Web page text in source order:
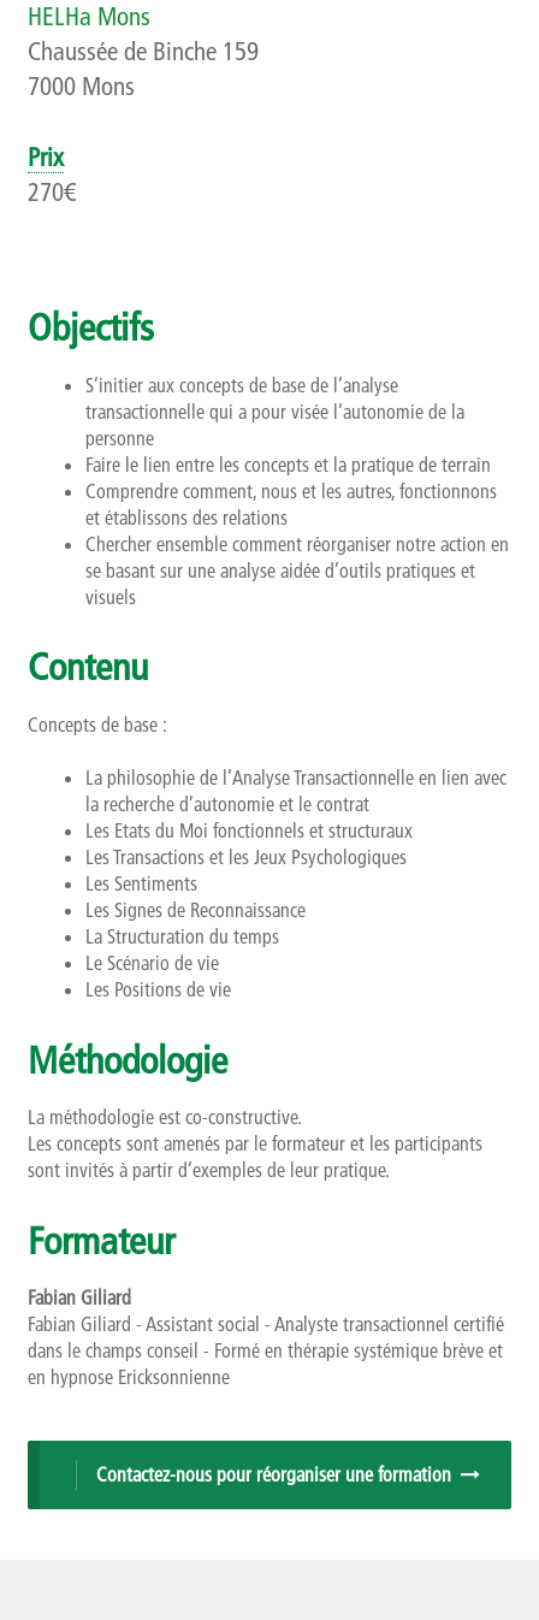
Qui sommes-nous ?
Présentation
Rapports d’activités
Newsletter
HELHa Mons
Chaussée de Binche 159
7000 Mons
Prix
270€
Objectifs
S’initier aux concepts de base de l’analyse
transactionnelle qui a pour visée l’autonomie de la
personne
Faire le lien entre les concepts et la pratique de terrain
Comprendre comment, nous et les autres, fonctionnons
et établissons des relations
Chercher ensemble comment réorganiser notre action en
se basant sur une analyse aidée d’outils pratiques et
visuels
Contenu
Concepts de base :
La philosophie de l’Analyse Transactionnelle en lien avec
la recherche d’autonomie et le contrat
Les Etats du Moi fonctionnels et structuraux
Les Transactions et les Jeux Psychologiques
Les Sentiments
Les Signes de Reconnaissance
La Structuration du temps
Le Scénario de vie
Les Positions de vie
Méthodologie
La méthodologie est co-constructive.
Les concepts sont amenés par le formateur et les participants
sont invités à partir d’exemples de leur pratique.
Formateur
Fabian Giliard
Fabian Giliard - Assistant social - Analyste transactionnel certifié
dans le champs conseil - Formé en thérapie systémique brève et
en hypnose Ericksonnienne
Contactez-nous pour réorganiser une formation